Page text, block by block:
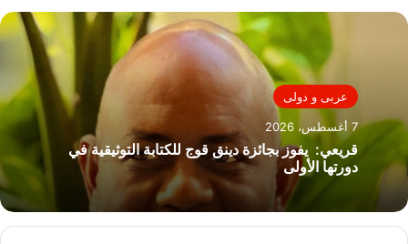
عربى و دولى
7 أغسطس، 2026
قريعي: يفوز بجائزة دينق قوج للكتابة التوثيقية في
دورتها الأولى